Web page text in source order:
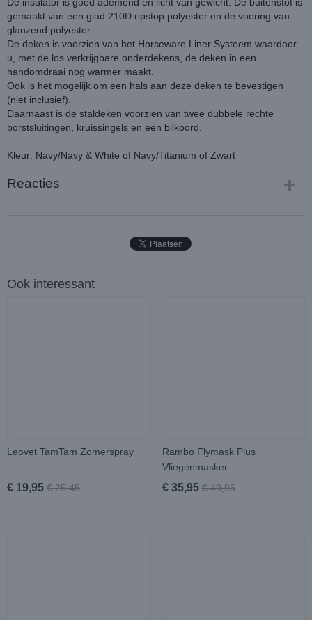
gemaakt van een glad 210D ripstop polyester en de voering van
glanzend polyester.
De deken is voorzien van het Horseware Liner Systeem waardoor
u, met de los verkrijgbare onderdekens, de deken in een
handomdraai nog warmer maakt.
Ook is het mogelijk om een hals aan deze deken te bevestigen
(niet inclusief).
Daarnaast is de staldeken voorzien van twee dubbele rechte
borstsluitingen, kruissingels en een bilkoord.
Kleur: Navy/Navy & White of Navy/Titanium of Zwart
Reacties
Ook interessant
Leovet TamTam Zomerspray
€ 19,95 € 25,45
Rambo Flymask Plus
Vliegenmasker
€ 35,95 € 49,95